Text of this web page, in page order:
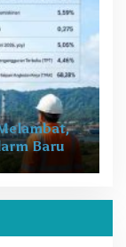
Baru